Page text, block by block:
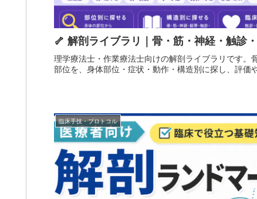
🦴 解剖ライブラリ｜骨・筋・神経・触診
理学療法士・作業療法士向けの解剖ライブラリです。
部位を、身体部位・症状・動作・構造別に探し、評価
臨床手技・プロトコル